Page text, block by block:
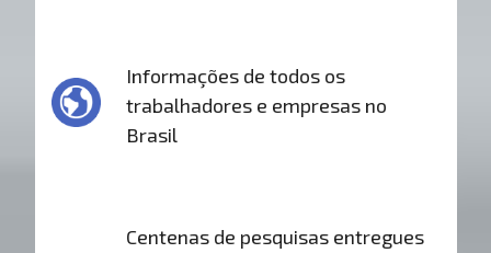
Informações de todos os
trabalhadores e empresas no
Brasil
Centenas de pesquisas entregues